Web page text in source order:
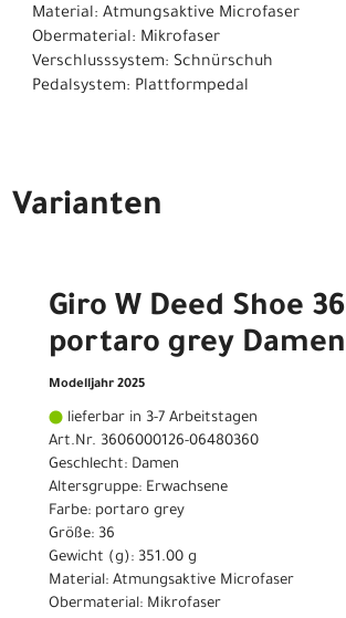
Material: Atmungsaktive Microfaser
Obermaterial: Mikrofaser
Verschlusssystem: Schnürschuh
Pedalsystem: Plattformpedal
Varianten
Giro W Deed Shoe 36
portaro grey Damen
Modelljahr 2025
lieferbar in 3-7 Arbeitstagen
Art.Nr. 3606000126-06480360
Geschlecht: Damen
Altersgruppe: Erwachsene
Farbe: portaro grey
Größe: 36
Gewicht (g): 351.00 g
Material: Atmungsaktive Microfaser
Obermaterial: Mikrofaser